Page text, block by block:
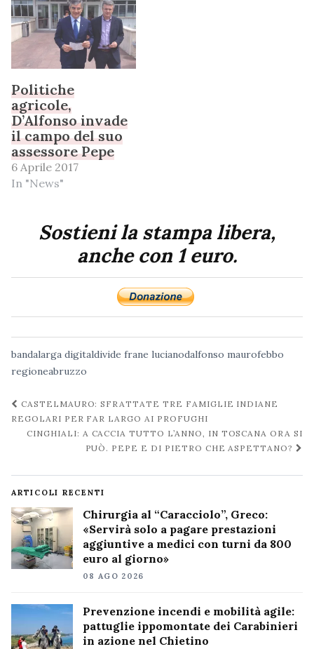
Politiche
agricole,
D’Alfonso invade
il campo del suo
assessore Pepe
6 Aprile 2017
In "News"
Sostieni la stampa libera,
anche con 1 euro.
bandalarga digitaldivide frane lucianodalfonso maurofebbo
regioneabruzzo
Navigazione
post
CASTELMAURO: SFRATTATE TRE FAMIGLIE INDIANE
REGOLARI PER FAR LARGO AI PROFUGHI
CINGHIALI: A CACCIA TUTTO L’ANNO, IN TOSCANA ORA SI
PUÒ. PEPE E DI PIETRO CHE ASPETTANO?
ARTICOLI RECENTI
Chirurgia al “Caracciolo”, Greco:
«Servirà solo a pagare prestazioni
aggiuntive a medici con turni da 800
euro al giorno»
08 AGO 2026
Prevenzione incendi e mobilità agile:
pattuglie ippomontate dei Carabinieri
in azione nel Chietino